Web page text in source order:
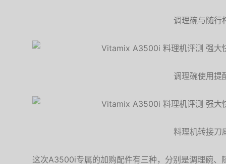
调理碗与随行
调理碗使用提
料理机转接刀
这次A3500i专属的加购配件有三种，分别是调理碗、